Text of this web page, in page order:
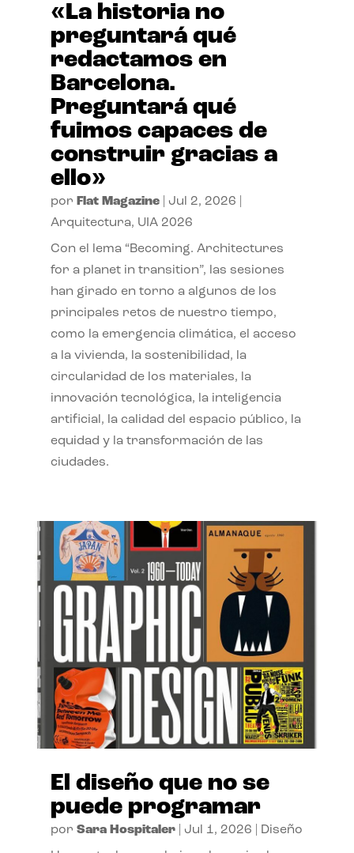
«La historia no
preguntará qué
redactamos en
Barcelona.
Preguntará qué
fuimos capaces de
construir gracias a
ello»
por Flat Magazine| Jul 2, 2026
Arquitectura, UIA 2026
Con el lema “Becoming. Architectures
for a planet in transition”, las sesiones
han girado en torno a algunos de los
principales retos de nuestro tiempo,
como la emergencia climática, el acceso
a la vivienda, la sostenibilidad, la
circularidad de los materiales, la
innovación tecnológica, la inteligencia
artificial, la calidad del espacio público, la
equidad y la transformación de las
ciudades.
El diseño que no se
puede programar
por Sara Hospitaler| Jul 1, 2026 Diseño